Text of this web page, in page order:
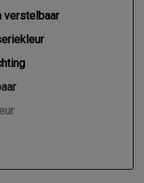
verstelbaar
afstandsbediening